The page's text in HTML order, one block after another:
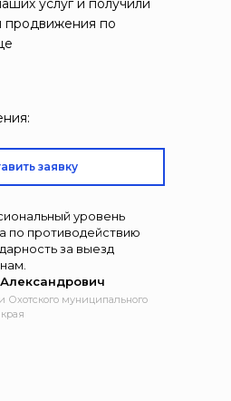
услуг и получили
продвижения по
заявку
уровень
по противодействию
за выезд
Охотского муниципального